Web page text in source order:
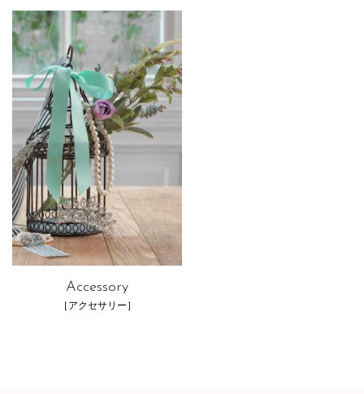
Accessory
［アクセサリー］